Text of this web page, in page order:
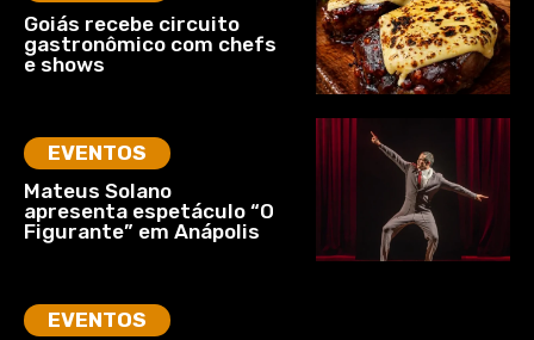
Goiás recebe circuito
gastronômico com chefs
e shows
EVENTOS
Mateus Solano
apresenta espetáculo “O
Figurante” em Anápolis
EVENTOS